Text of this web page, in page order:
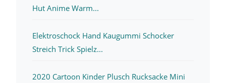
Hut Anime Warm...
Elektroschock Hand Kaugummi Schocker
Streich Trick Spielz...
2020 Cartoon Kinder Plusch Rucksacke Mini